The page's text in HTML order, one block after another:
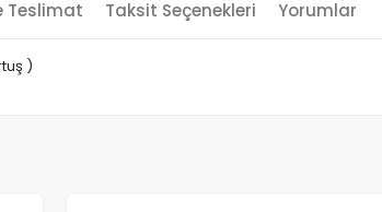
Teslimat Taksit Seçenekleri Yorumlar
)